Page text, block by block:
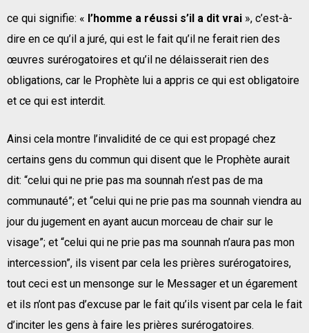
ce qui signifie: « l’homme a réussi s’il a dit vrai », c’est-à-
dire en ce qu’il a juré, qui est le fait qu’il ne ferait rien des
œuvres surérogatoires et qu’il ne délaisserait rien des
obligations, car le Prophète lui a appris ce qui est obligatoire
et ce qui est interdit.
Ainsi cela montre l’invalidité de ce qui est propagé chez
certains gens du commun qui disent que le Prophète aurait
dit: “celui qui ne prie pas ma sounnah n’est pas de ma
communauté”; et “celui qui ne prie pas ma sounnah viendra au
jour du jugement en ayant aucun morceau de chair sur le
visage”; et “celui qui ne prie pas ma sounnah n’aura pas mon
intercession”, ils visent par cela les prières surérogatoires,
tout ceci est un mensonge sur le Messager et un égarement
et ils n’ont pas d’excuse par le fait qu’ils visent par cela le fait
d’inciter les gens à faire les prières surérogatoires.